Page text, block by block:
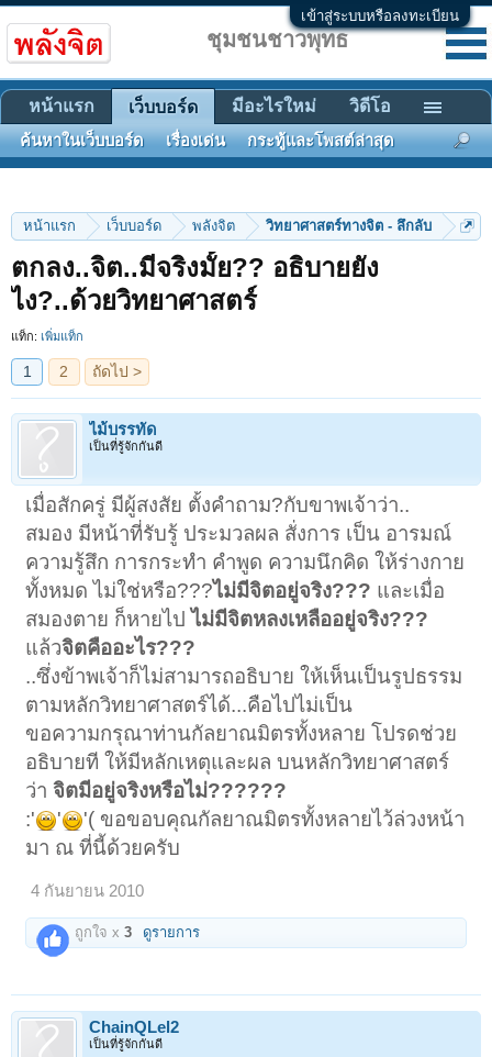
เข้าสู่ระบบหรือลงทะเบียน
หน้าแรก เว็บบอร์ด พลังจิต วิทยาศาสตร์ทางจิต - ลึกลับ
ตกลง..จิต..มีจริงมั้ย?? อธิบายยัง
ไง?..ด้วยวิทยาศาสตร์
แท็ก: เพิ่มแท็ก
1 2 ถัดไป >
ไม้บรรทัด
เป็นที่รู้จักกันดี
เมื่อสักครู่ มีผู้สงสัย ตั้งคำถาม?กับขาพเจ้าว่า..
สมอง มีหน้าที่รับรู้ ประมวลผล สั่งการ เป็น อารมณ์
ความรู้สึก การกระทำ คำพูด ความนึกคิด ให้ร่างกาย
ทั้งหมด ไม่ใช่หรือ???ไม่มีจิตอยู่จริง??? และเมื่อ
สมองตาย ก็หายไปไม่มีจิตหลงเหลืออยู่จริง???
แล้วจิตคืออะไร???
..ซึ่งข้าพเจ้าก็ไม่สามารถอธิบาย ให้เห็นเป็นรูปธรรม
ตามหลักวิทยาศาสตร์ได้...คือไปไม่เป็น
ขอความกรุณาท่านกัลยาณมิตรทั้งหลาย โปรดช่วย
อธิบายที ให้มีหลักเหตุและผล บนหลักวิทยาศาสตร์
ว่าจิตมีอยู่จริงหรือไม่??????
:'
'
'( ขอขอบคุณกัลยาณมิตรทั้งหลายไว้ล่วงหน้า
มา ณ ที่นี้ด้วยครับ
4 กันยายน 2010
ถูกใจ x3 ดูรายการ
ChainQLel2
เป็นที่รู้จักกันดี
ชุมชนชาวพุทธ
หน้าแรก เว็บบอร์ด
ค้นหาในเว็บบอร์ด เรื่องเด่น กระทู้และโพสต์ล่าสุด
มีอะไรใหม่ วิดีโอ